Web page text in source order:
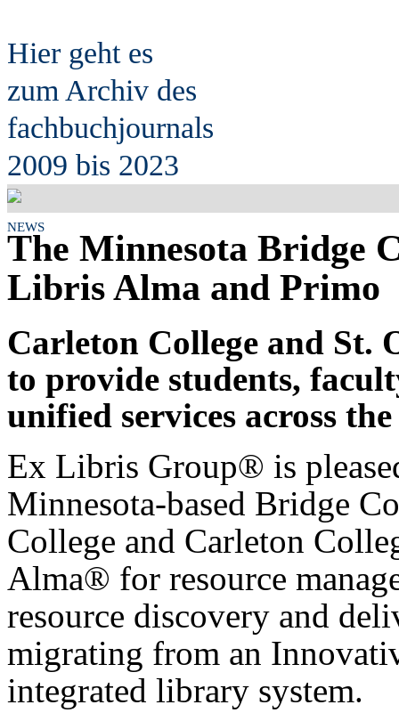
Hier geht es
zum Archiv des
fachbuchjournals
2009 bis 2023
NEWS
The Minnesota Bridge
Libris Alma and Primo
Carleton College and St.
to provide students,
unified services across
Ex Libris Group® is
Minnesota-based Bridge
College and Carleton
Alma® for resource
resource discovery and
migrating from an
integrated library system.